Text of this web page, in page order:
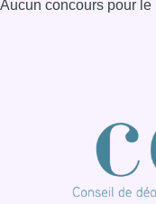
Aucun concours pour le